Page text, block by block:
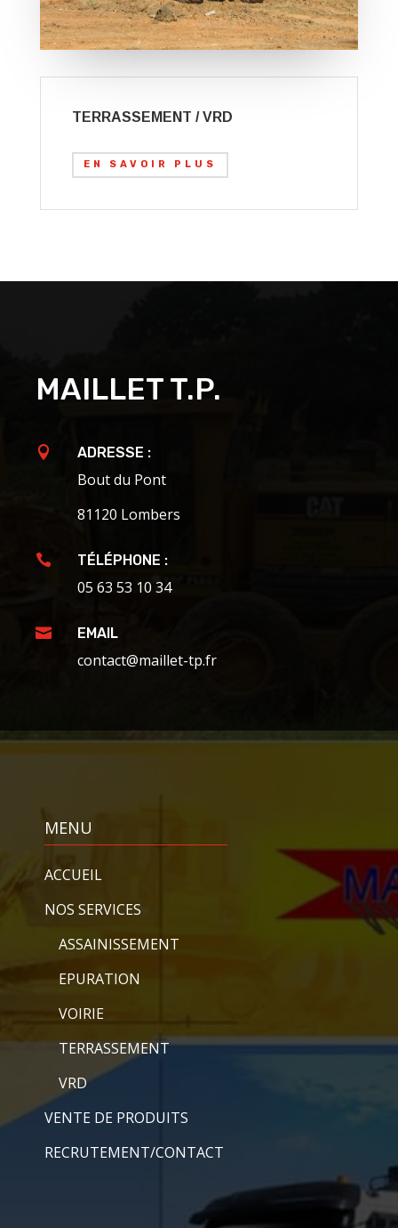
TERRASSEMENT / VRD
EN SAVOIR PLUS
MAILLET T.P.
 ADRESSE :
Bout du Pont
81120 Lombers
 TÉLÉPHONE :
05 63 53 10 34
 EMAIL
contact@maillet-tp.fr
MENU
ACCUEIL
NOS SERVICES
ASSAINISSEMENT
EPURATION
VOIRIE
TERRASSEMENT
VRD
VENTE DE PRODUITS
RECRUTEMENT/CONTACT